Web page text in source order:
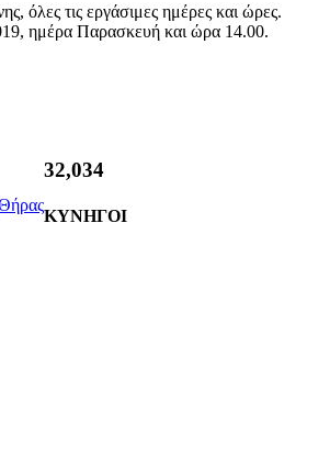
όλες τις εργάσιμες ημέρες και ώρες.
ημέρα Παρασκευή και ώρα 14.00.
38,050
ΚΥΝΗΓΟΙ